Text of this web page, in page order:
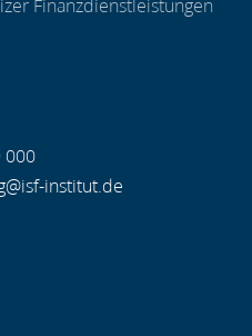
Finanzdienstleistungen
000
institut.de